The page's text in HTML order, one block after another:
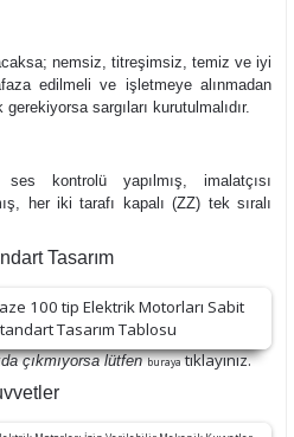
nemsiz, titreşimsiz, temiz ve iyi
edilmeli ve işletmeye alınmadan
sargıları kurutulmalıdır.
kontrolü yapılmış, imalatçısı
her iki tarafı kapalı (ZZ) tek sıralı
Tasarım
çıkmıyorsa lütfenburayatıklayınız.